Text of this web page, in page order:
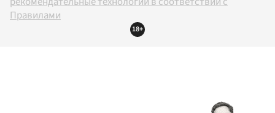
Правилами
18+